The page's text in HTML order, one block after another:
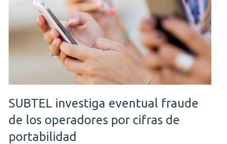
SUBTEL investiga eventual fraude
de los operadores por cifras de
portabilidad